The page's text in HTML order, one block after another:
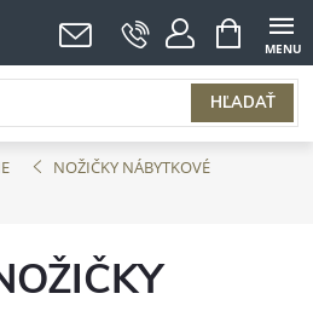
HĽADAŤ
NÁKUPNÝ
KOŠÍK
NOŽIČKY NÁBYTKOVÉ